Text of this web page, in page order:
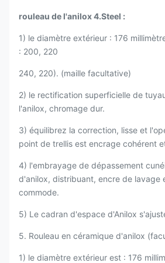
rouleau de l'anilox 4.Steel :
1) le diamètre extérieur : 176
: 200, 220
240, 220). (maille facultative)
2) le rectification superficielle de
l'anilox, chromage dur.
3) équilibrez la correction, lisse et
point de trellis est encrage cohérent
4) l'embrayage de dépassement
d'anilox, distribuant, encre de lavage
commode.
5) Le cadran d'espace d'Anilox
5. Rouleau en céramique d'anilox
1) le diamètre extérieur est : 176